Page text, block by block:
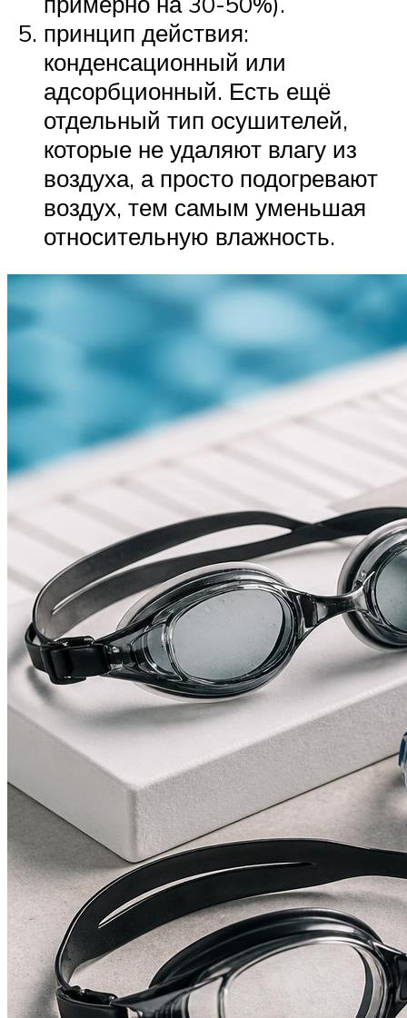
принцип действия:
конденсационный или
адсорбционный. Есть ещё
отдельный тип осушителей,
которые не удаляют влагу из
воздуха, а просто подогревают
воздух, тем самым уменьшая
относительную влажность.